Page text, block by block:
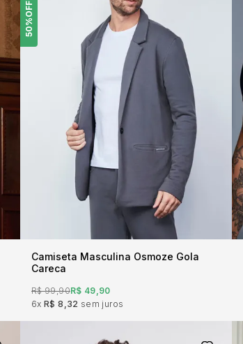
50%
OFF
Camiseta Masculina Osmoze Gola
Careca
R$ 99,90R$ 49,90
6xR$ 8,32 sem juros